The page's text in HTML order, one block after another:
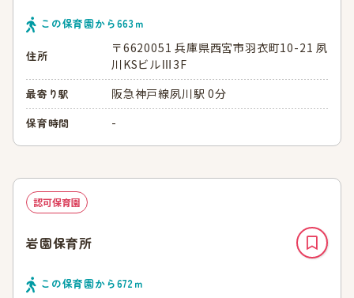
この保育園から663ｍ
住所
〒6620051 兵庫県西宮市羽衣町10-21 夙
川KSビルⅢ3F
最寄り駅 阪急神戸線夙川駅 0分
保育時間 -
認可保育園
岩園保育所
この保育園から672ｍ